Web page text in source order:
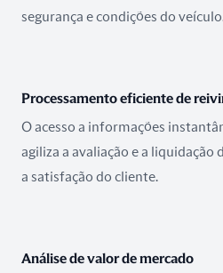
segurança e condições do
Processamento eficiente de
O acesso a informações
agiliza a avaliação e a liquidação
a satisfação do cliente.
Análise de valor de mercado